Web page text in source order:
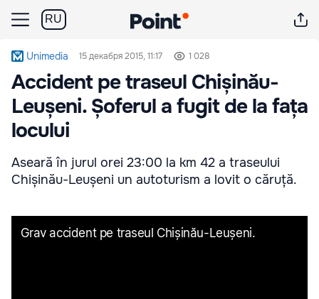
RU
Unimedia 15 декабря 2015, 11:17 1 028
Accident pe traseul Chișinău-
Leușeni. Șoferul a fugit de la fața
locului
Aseară în jurul orei 23:00 la km 42 a traseului
Chișinău-Leușeni un autoturism a lovit o căruță.